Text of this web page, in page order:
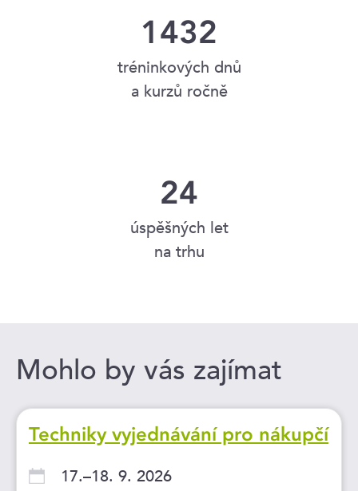
1432
tréninkových dnů
a kurzů ročně
24
úspěšných let
na trhu
Mohlo by vás zajímat
Techniky vyjednávání pro nákupčí
17.–18. 9. 2026